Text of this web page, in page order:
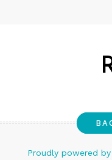
Proudly powered by